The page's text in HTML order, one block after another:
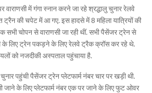
वाराणसी में गंगा स्नान करने जा रहे श्रद्धालु चुनार रेलवे
की चपेट में आ गए. इस हादसे में 8 महिला यात्रियों की
सभी चोपन से वाराणसी जा रही थीं. सभी पैसेंजर ट्रेन से
के लिए ट्रेन पकड़ने के लिए रेलवे ट्रैक क्रॉस कर रहे थे.
को नजदीकी अस्पताल पहुंचाया है.
पहुंची पैसेंजर ट्रेन प्लेटफार्म नंबर चार पर खड़ी थी.
जाने के लिए प्लेटफार्म नंबर एक पर जाने के लिए फुट ओवर